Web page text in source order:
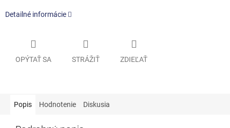
Detailné informácie
OPÝTAŤ SA STRÁŽIŤ ZDIEĽAŤ
Popis Hodnotenie Diskusia